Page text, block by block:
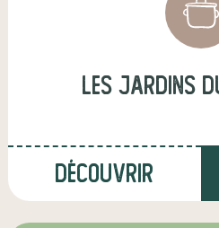
Les Jardins
Découvrir